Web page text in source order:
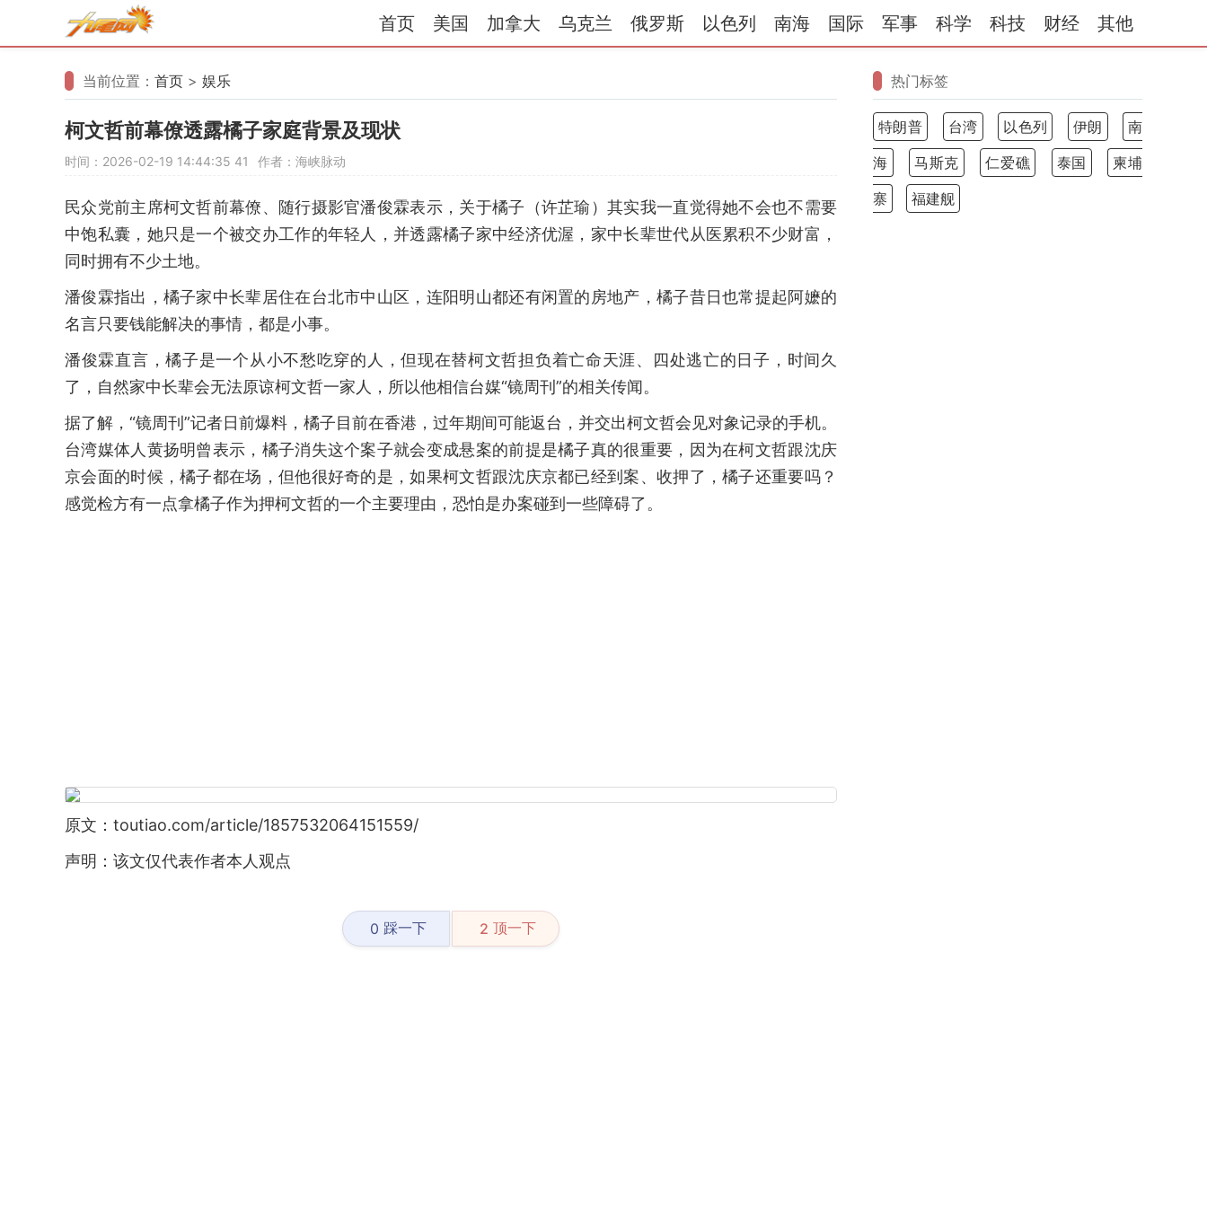
首页 美国 加拿大 乌克兰 俄罗斯 以色列 南海 国际 军事 科学 科技 财经 其他
当前位置： 首页 > 娱乐
柯文哲前幕僚透露橘子家庭背景及现状
时间：2026-02-19 14:44:35 41 作者：海峡脉动
民众党前主席柯文哲前幕僚、随行摄影官潘俊霖表示，关于橘子（许芷瑜）其实我一直觉得她不会也不需要
中饱私囊，她只是一个被交办工作的年轻人，并透露橘子家中经济优渥，家中长辈世代从医累积不少财富，
同时拥有不少土地。
潘俊霖指出，橘子家中长辈居住在台北市中山区，连阳明山都还有闲置的房地产，橘子昔日也常提起阿嬷的
名言只要钱能解决的事情，都是小事。
潘俊霖直言，橘子是一个从小不愁吃穿的人，但现在替柯文哲担负着亡命天涯、四处逃亡的日子，时间久
了，自然家中长辈会无法原谅柯文哲一家人，所以他相信台媒“镜周刊”的相关传闻。
据了解，“镜周刊”记者日前爆料，橘子目前在香港，过年期间可能返台，并交出柯文哲会见对象记录的手机。
台湾媒体人黄扬明曾表示，橘子消失这个案子就会变成悬案的前提是橘子真的很重要，因为在柯文哲跟沈庆
京会面的时候，橘子都在场，但他很好奇的是，如果柯文哲跟沈庆京都已经到案、收押了，橘子还重要吗？
感觉检方有一点拿橘子作为押柯文哲的一个主要理由，恐怕是办案碰到一些障碍了。
原文：toutiao.com/article/1857532064151559/
声明：该文仅代表作者本人观点
0 踩一下 2 顶一下
热门标签
特朗普 台湾 以色列 伊朗
南
海
马斯克 仁爱礁 泰国
柬埔
寨
福建舰